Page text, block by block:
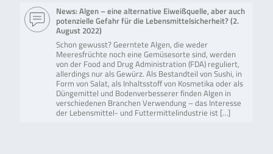
News: Algen – eine alternative Eiweißquelle, aber auch
potenzielle Gefahr für die Lebensmittelsicherheit? (2.
August 2022)
Schon gewusst? Geerntete Algen, die weder
Meeresfrüchte noch eine Gemüsesorte sind, werden
von der Food and Drug Administration (FDA) reguliert,
allerdings nur als Gewürz. Als Bestandteil von Sushi, in
Form von Salat, als Inhaltsstoff von Kosmetika oder als
Düngemittel und Bodenverbesserer finden Algen in
verschiedenen Branchen Verwendung – das Interesse
der Lebensmittel- und Futtermittelindustrie ist […]